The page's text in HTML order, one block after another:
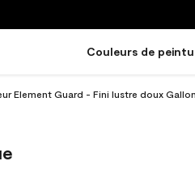
Couleurs de
Element Guard - Fini lustre doux